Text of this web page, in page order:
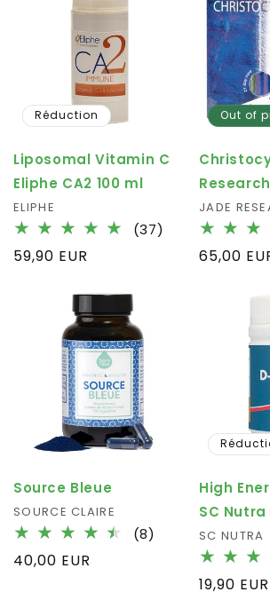
Réduction
Liposomal Vitamin C
Eliphe CA2 100 ml
Fournisseur :
ELIPHE
(37)
Prix
59,90 EUR
Out of
Research
JADE
Prix
65,00
Source Bleue
Fournisseur :
SOURCE CLAIRE
(8)
Prix
40,00 EUR
High
SC Nutra
SC NUTRA
Prix
19,90 EUR